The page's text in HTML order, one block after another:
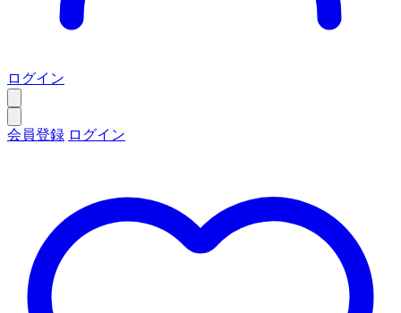
ログイン
会員登録 ログイン